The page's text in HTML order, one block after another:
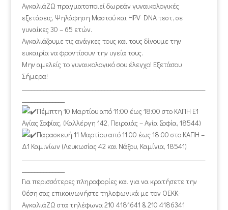
ΑγκαλιάΖΩ πραγματοποιεί δωρεάν γυναικολογικές
εξετάσεις, Ψηλάφηση Μαστού και HPV DNA τεστ, σε
γυναίκες 30 – 65 ετών.
Αγκαλιάζουμε τις ανάγκες τους και τους δίνουμε την
ευκαιρία να φροντίσουν την υγεία τους.
Μην αμελείς το γυναικολογικό σου έλεγχο! Εξετάσου
Σήμερα!
Πέμπτη 10 Μαρτίου από 11:00 έως 18:00 στο ΚΑΠΗ Ε1
Αγίας Σοφίας, (Καλλέργη 142, Πειραιάς – Αγία Σοφία, 18544)
Παρασκευή 11 Μαρτίου από 11:00 έως 18:00 στο ΚΑΠΗ –
Δ1 Καμινίων (Λευκωσίας 42 και Νάξου, Καμίνια, 18541)
Για περισσότερες πληροφορίες και για να κρατήσετε την
θέση σας επικοινωνήστε τηλεφωνικά με τον ΟΕΚΚ-
ΑγκαλιάΖΩ στα τηλέφωνα 210 4181641 & 210 4186341